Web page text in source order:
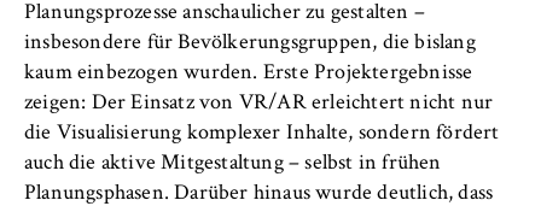
Planungsprozesse anschaulicher zu gestalten –
insbesondere für Bevölkerungsgruppen, die bislang
kaum einbezogen wurden. Erste Projektergebnisse
zeigen: Der Einsatz von VR/AR erleichtert nicht nur
die Visualisierung komplexer Inhalte, sondern fördert
auch die aktive Mitgestaltung – selbst in frühen
Planungsphasen. Darüber hinaus wurde deutlich, dass
Name:
VISITOR_INFO1_LIVE, YSC, yt-remote-
connected-devices
Anbieter:
Google Ireland Limited